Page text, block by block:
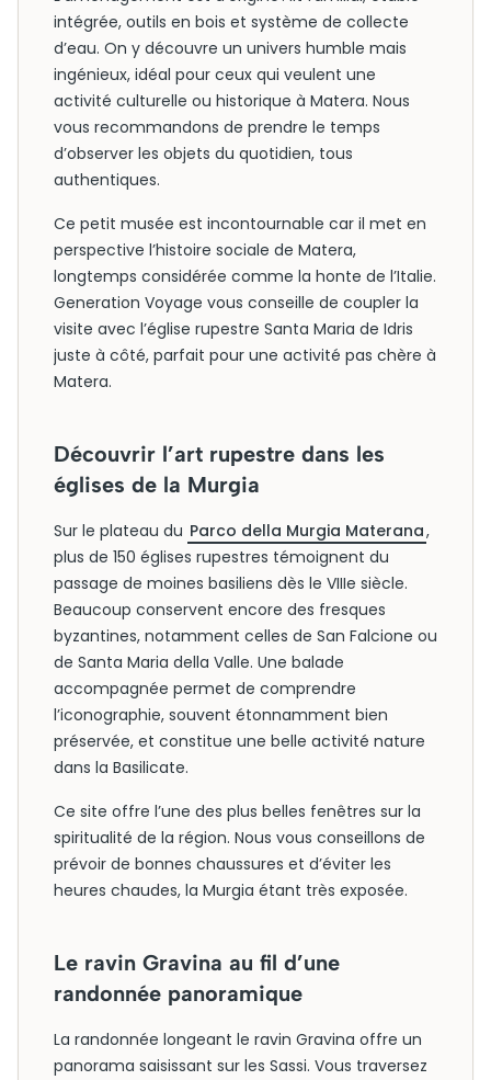
intégrée, outils en bois et système de collecte
d’eau. On y découvre un univers humble mais
ingénieux, idéal pour ceux qui veulent une
activité culturelle ou historique à Matera. Nous
vous recommandons de prendre le temps
d’observer les objets du quotidien, tous
authentiques.
Ce petit musée est incontournable car il met en
perspective l’histoire sociale de Matera,
longtemps considérée comme la honte de l’Italie.
Generation Voyage vous conseille de coupler la
visite avec l’église rupestre Santa Maria de Idris
juste à côté, parfait pour une activité pas chère à
Matera.
Découvrir l’art rupestre dans les
églises de la Murgia
Sur le plateau du Parco della Murgia Materana,
plus de 150 églises rupestres témoignent du
passage de moines basiliens dès le VIIIe siècle.
Beaucoup conservent encore des fresques
byzantines, notamment celles de San Falcione ou
de Santa Maria della Valle. Une balade
accompagnée permet de comprendre
l’iconographie, souvent étonnamment bien
préservée, et constitue une belle activité nature
dans la Basilicate.
Ce site offre l’une des plus belles fenêtres sur la
spiritualité de la région. Nous vous conseillons de
prévoir de bonnes chaussures et d’éviter les
heures chaudes, la Murgia étant très exposée.
Le ravin Gravina au fil d’une
randonnée panoramique
La randonnée longeant le ravin Gravina offre un
panorama saisissant sur les Sassi. Vous traversez